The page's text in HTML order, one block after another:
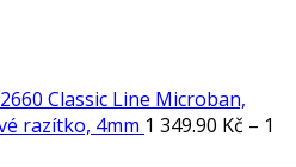
Classic Line Microban,
razítko, 4mm 1 349.90 Kč – 1